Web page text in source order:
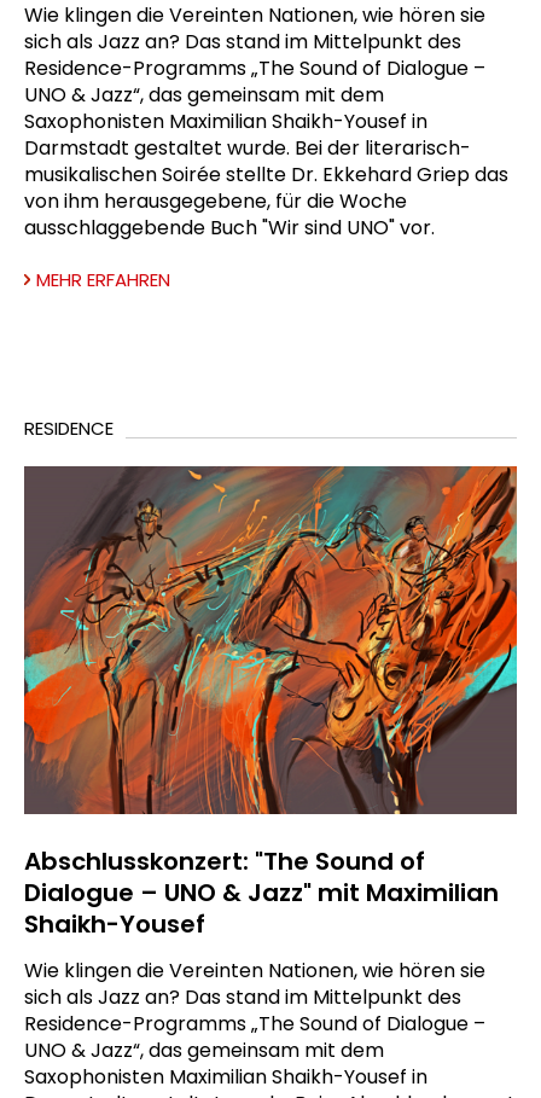
Wie klingen die Vereinten Nationen, wie hören sie
sich als Jazz an? Das stand im Mittelpunkt des
Residence-Programms „The Sound of Dialogue –
UNO & Jazz“, das gemeinsam mit dem
Saxophonisten Maximilian Shaikh-Yousef in
Darmstadt gestaltet wurde. Bei der literarisch-
musikalischen Soirée stellte Dr. Ekkehard Griep das
von ihm herausgegebene, für die Woche
ausschlaggebende Buch "Wir sind UNO" vor.
MEHR ERFAHREN
RESIDENCE
Abschlusskonzert: "The Sound of
Dialogue – UNO & Jazz" mit Maximilian
Shaikh-Yousef
Wie klingen die Vereinten Nationen, wie hören sie
sich als Jazz an? Das stand im Mittelpunkt des
Residence-Programms „The Sound of Dialogue –
UNO & Jazz“, das gemeinsam mit dem
Saxophonisten Maximilian Shaikh-Yousef in